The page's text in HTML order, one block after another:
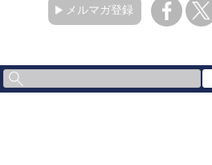
メルマガ登録